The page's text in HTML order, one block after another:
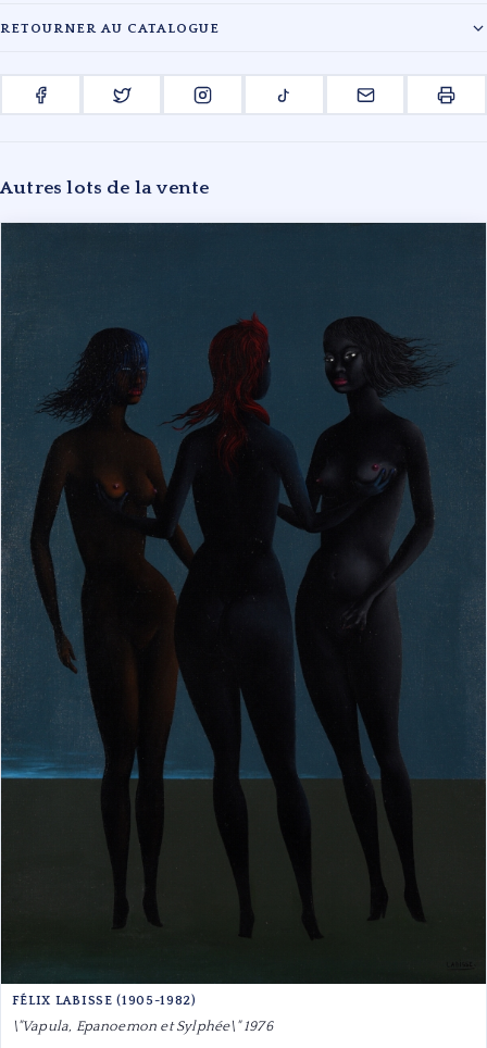
Date :20/05/2022
Pour toute information complémentaire, veuillez contacter le cabinet.
RETOURNER AU CATALOGUE
WETTERWALD RANOU-CASSEGRAIN
Autres lots de la vente
FÉLIX LABISSE (1905-1982)
\"Vapula, Epanoemon et Sylphée\" 1976